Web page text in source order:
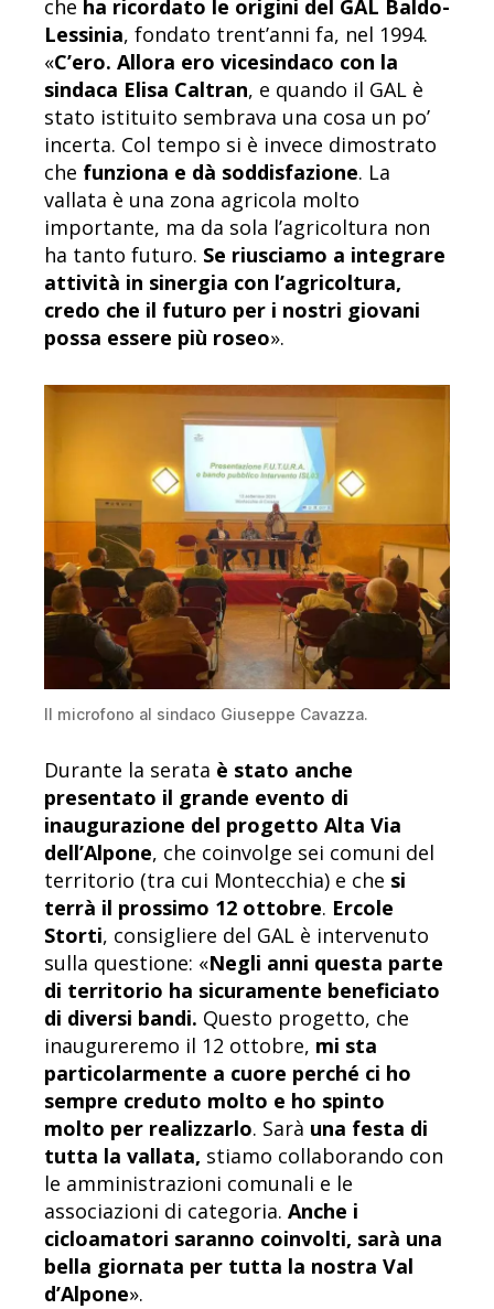
che ha ricordato le origini del GAL Baldo-
Lessinia, fondato trent’anni fa, nel 1994.
«C’ero. Allora ero vicesindaco con la
sindaca Elisa Caltran, e quando il GAL è
stato istituito sembrava una cosa un po’
incerta. Col tempo si è invece dimostrato
che funziona e dà soddisfazione. La
vallata è una zona agricola molto
importante, ma da sola l’agricoltura non
ha tanto futuro. Se riusciamo a integrare
attività in sinergia con l’agricoltura,
credo che il futuro per i nostri giovani
possa essere più roseo».
Il microfono al sindaco Giuseppe Cavazza.
Durante la serata è stato anche
presentato il grande evento di
inaugurazione del progetto Alta Via
dell’Alpone, che coinvolge sei comuni del
territorio (tra cui Montecchia) e che si
terrà il prossimo 12 ottobre. Ercole
Storti, consigliere del GAL è intervenuto
sulla questione: «Negli anni questa parte
di territorio ha sicuramente beneficiato
di diversi bandi. Questo progetto, che
inaugureremo il 12 ottobre, mi sta
particolarmente a cuore perché ci ho
sempre creduto molto e ho spinto
molto per realizzarlo. Sarà una festa di
tutta la vallata, stiamo collaborando con
le amministrazioni comunali e le
associazioni di categoria. Anche i
cicloamatori saranno coinvolti, sarà una
bella giornata per tutta la nostra Val
d’Alpone».